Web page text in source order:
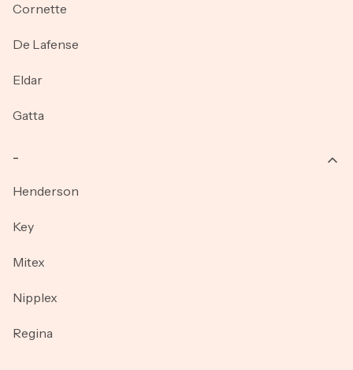
Cornette
De Lafense
Eldar
Gatta
Henderson
Key
Mitex
Nipplex
Regina